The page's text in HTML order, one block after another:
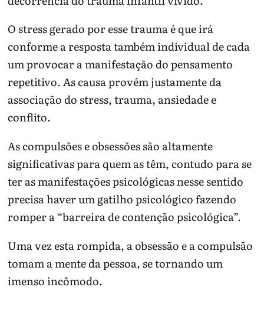
O stress gerado por esse trauma é que irá
conforme a resposta também individual de cada
um provocar a manifestação do pensamento
repetitivo. As causa provém justamente da
associação do stress, trauma, ansiedade e
conflito.
As compulsões e obsessões são altamente
significativas para quem as têm, contudo para se
ter as manifestações psicológicas nesse sentido
precisa haver um gatilho psicológico fazendo
romper a “barreira de contenção psicológica”.
Uma vez esta rompida, a obsessão e a compulsão
tomam a mente da pessoa, se tornando um
imenso incômodo.